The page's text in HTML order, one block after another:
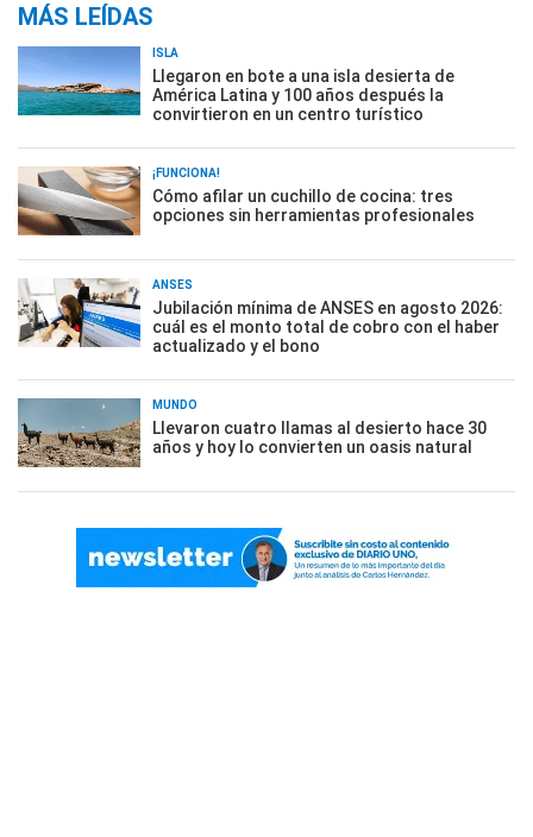
MÁS LEÍDAS
ISLA
Llegaron en bote a una isla desierta de
América Latina y 100 años después la
convirtieron en un centro turístico
¡FUNCIONA!
Cómo afilar un cuchillo de cocina: tres
opciones sin herramientas profesionales
ANSES
Jubilación mínima de ANSES en agosto 2026:
cuál es el monto total de cobro con el haber
actualizado y el bono
MUNDO
Llevaron cuatro llamas al desierto hace 30
años y hoy lo convierten un oasis natural